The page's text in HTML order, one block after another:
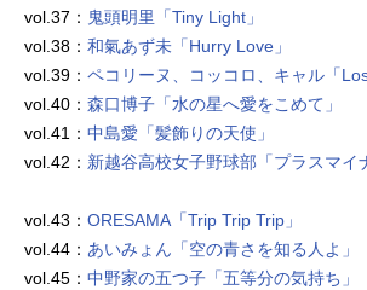
vol.37： 鬼頭明里「Tiny Light」
vol.38： 和氣あず未「Hurry Love」
vol.39： ペコリーヌ、コッコロ、キャル「
vol.40： 森口博子「水の星へ愛をこめて」
vol.41： 中島愛「髪飾りの天使」
vol.42： 新越谷高校女子野球部「プラスマイ
vol.43： ORESAMA「Trip Trip Trip」
vol.44： あいみょん「空の青さを知る人よ」
vol.45： 中野家の五つ子「五等分の気持ち」